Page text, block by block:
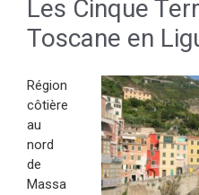
Les Cinque
Toscane en
Région
côtière
au
nord
de
Massa